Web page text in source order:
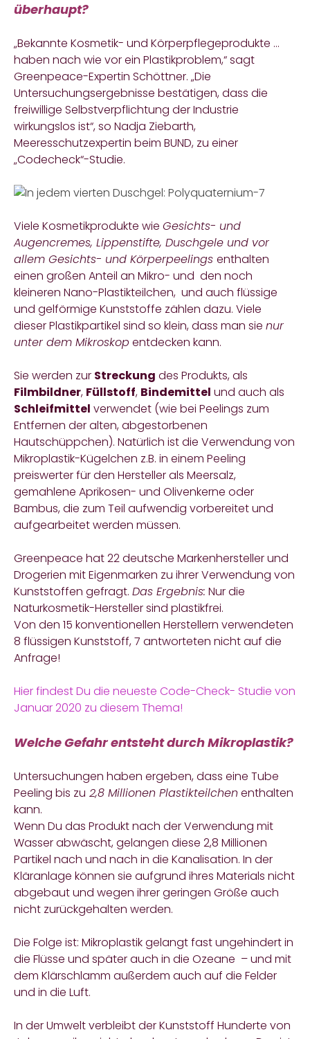
überhaupt?
„Bekannte Kosmetik- und Körperpflegeprodukte …
haben nach wie vor ein Plastikproblem,“sagt
Greenpeace-Expertin Schöttner. „Die
Untersuchungsergebnisse bestätigen, dass die
freiwillige Selbstverpflichtung der Industrie
wirkungslos ist“, so Nadja Ziebarth,
Meeresschutzexpertin beim BUND, zu einer
„Codecheck“-Studie.
Viele Kosmetikprodukte wie Gesichts- und
Augencremes, Lippenstifte, Duschgele und vor
allem Gesichts- und Körperpeelings enthalten
einen großen Anteil an Mikro- und den noch
kleineren Nano-Plastikteilchen, und auch flüssige
und gelförmige Kunststoffe zählen dazu. Viele
dieser Plastikpartikel sind so klein, dass man sie nur
unter dem Mikroskop entdecken kann.
Sie werden zur Streckung des Produkts, als
Filmbildner, Füllstoff, Bindemittel und auch als
Schleifmittel verwendet (wie bei Peelings zum
Entfernen der alten, abgestorbenen
Hautschüppchen). Natürlich ist die Verwendung von
Mikroplastik-Kügelchen z.B. in einem Peeling
preiswerter für den Hersteller als Meersalz,
gemahlene Aprikosen- und Olivenkerne oder
Bambus, die zum Teil aufwendig vorbereitet und
aufgearbeitet werden müssen.
Greenpeace hat 22 deutsche Markenhersteller und
Drogerien mit Eigenmarken zu ihrer Verwendung von
Kunststoffen gefragt. Das Ergebnis: Nur die
Naturkosmetik-Hersteller sind plastikfrei.
Von den 15 konventionellen Herstellern verwendeten
8 flüssigen Kunststoff, 7 antworteten nicht auf die
Anfrage!
Hier findest Du die neueste Code-Check- Studie von
Januar 2020 zu diesem Thema!
Welche Gefahr entsteht durch Mikroplastik?
Untersuchungen haben ergeben, dass eine Tube
Peeling bis zu 2,8 Millionen Plastikteilchen enthalten
kann.
Wenn Du das Produkt nach der Verwendung mit
Wasser abwäscht, gelangen diese 2,8 Millionen
Partikel nach und nach in die Kanalisation. In der
Kläranlage können sie aufgrund ihres Materials nicht
abgebaut und wegen ihrer geringen Größe auch
nicht zurückgehalten werden.
Die Folge ist: Mikroplastik gelangt fast ungehindert in
die Flüsse und später auch in die Ozeane – und mit
dem Klärschlamm außerdem auch auf die Felder
und in die Luft.
In der Umwelt verbleibt der Kunststoff Hunderte von